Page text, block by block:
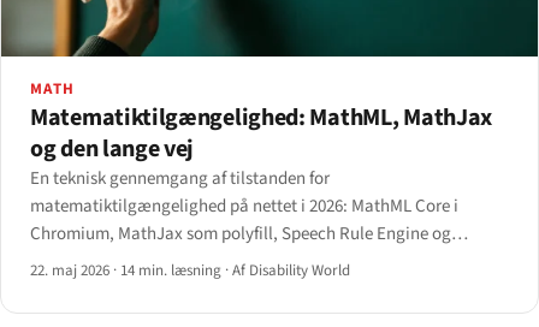
MATH
Matematiktilgængelighed: MathML, MathJax
og den lange vej
En teknisk gennemgang af tilstanden for
matematiktilgængelighed på nettet i 2026: MathML Core i
Chromium, MathJax som polyfill, Speech Rule Engine og
anbefalinger pr. dokumenttype.
22. maj 2026 · 14 min. læsning ·Af Disability World